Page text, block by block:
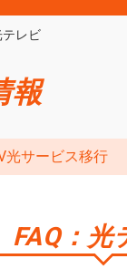
テレビ
報
光サービス移行
FAQ：光